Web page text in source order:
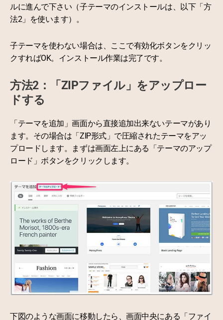
ルに進んで下さい（子テーマのインストールは、以下「方
法2」を使います）。
子テーマを使わない場合は、ここで有効化ボタンをクリッ
クすればOK。インストール作業は完了です。
方法2：「ZIPファイル」をアップロー
ドする
「テーマを追加」画面から直接追加出来ないテーマがあり
ます。その場合は「ZIP形式」で圧縮されたテーマをアッ
プロードします。まずは画面左上にある「テーマのアップ
ロード」ボタンをクリックします。
下図のような画面に移動したら、画面中央にある「ファイ